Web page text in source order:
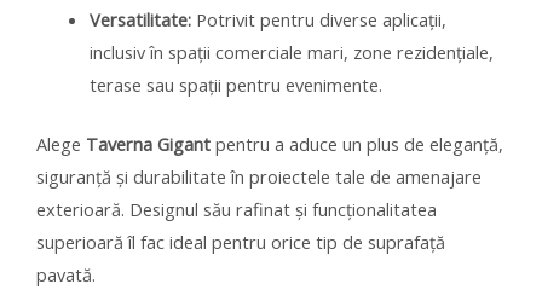
Versatilitate:Potrivit pentru diverse aplicații,
inclusiv în spații comerciale mari, zone rezidențiale,
terase sau spații pentru evenimente.
Alege Taverna Gigant pentru a aduce un plus de eleganță,
siguranță și durabilitate în proiectele tale de amenajare
exterioară. Designul său rafinat și funcționalitatea
superioară îl fac ideal pentru orice tip de suprafață
pavată.